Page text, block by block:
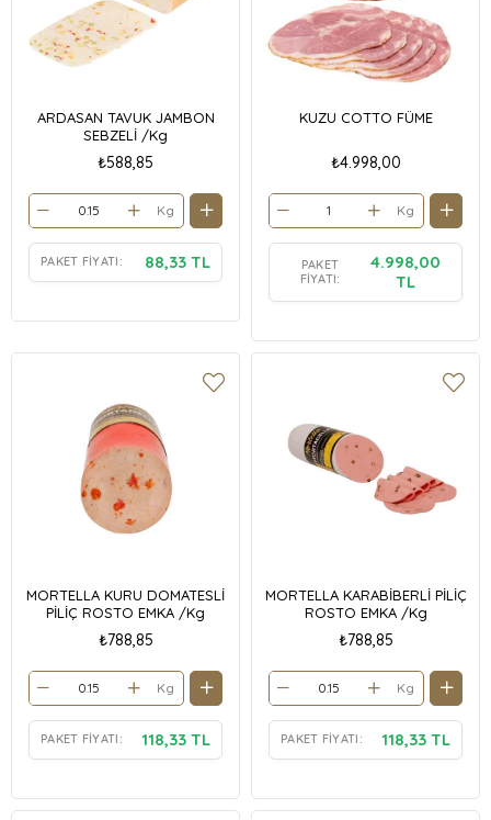
ARDASAN TAVUK JAMBON
SEBZELİ /Kg
₺588,85
Kg
PAKET FIYATI: 88,33 TL
KUZU COTTO FÜME
₺4.998,00
Kg
PAKET
FIYATI:
4.998,00
TL
MORTELLA KURU DOMATESLİ
PİLİÇ ROSTO EMKA /Kg
₺788,85
Kg
PAKET FIYATI: 118,33 TL
MORTELLA KARABİBERLİ PİLİÇ
ROSTO EMKA /Kg
₺788,85
Kg
PAKET FIYATI: 118,33 TL